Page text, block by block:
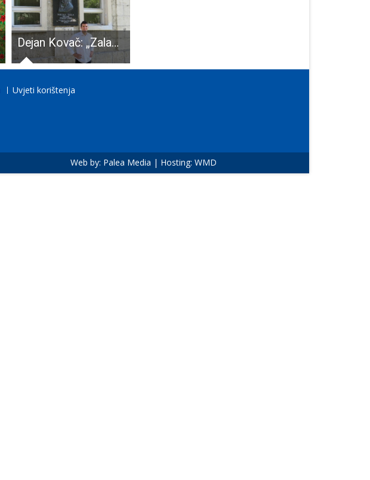
Dejan Kovač: „Zalagat ću se za produktivnu Hrvatsku!“
Uvjeti korištenja
Web by: Palea Media | Hosting: WMD